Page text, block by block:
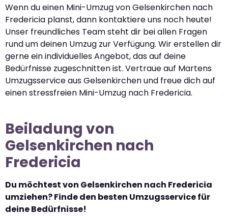
Wenn du einen Mini-Umzug von Gelsenkirchen nach
Fredericia planst, dann kontaktiere uns noch heute!
Unser freundliches Team steht dir bei allen Fragen
rund um deinen Umzug zur Verfügung. Wir erstellen dir
gerne ein individuelles Angebot, das auf deine
Bedürfnisse zugeschnitten ist. Vertraue auf Martens
Umzugsservice aus Gelsenkirchen und freue dich auf
einen stressfreien Mini-Umzug nach Fredericia.
Beiladung von
Gelsenkirchen nach
Fredericia
Du möchtest von Gelsenkirchen nach Fredericia
umziehen? Finde den besten Umzugsservice für
deine Bedürfnisse!